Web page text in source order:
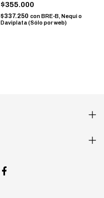
$355.000
$337.250 con BRE-B, Nequi o
Daviplata (Sólo por web)